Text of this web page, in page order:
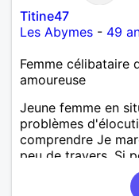
Titine47
Les Abymes - 49
Femme célibataire
amoureuse
Jeune femme en
problèmes
comprendre Je
peu de travers. Si
obstacle, alors